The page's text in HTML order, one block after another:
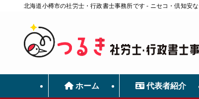
北海道小樽市の社労士・行政書士事務所です - ニセコ・倶知安
ホーム 代表者紹介